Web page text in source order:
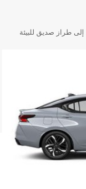
طراز صديق للبيئة